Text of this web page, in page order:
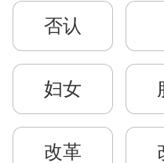
否认
妇女
改革